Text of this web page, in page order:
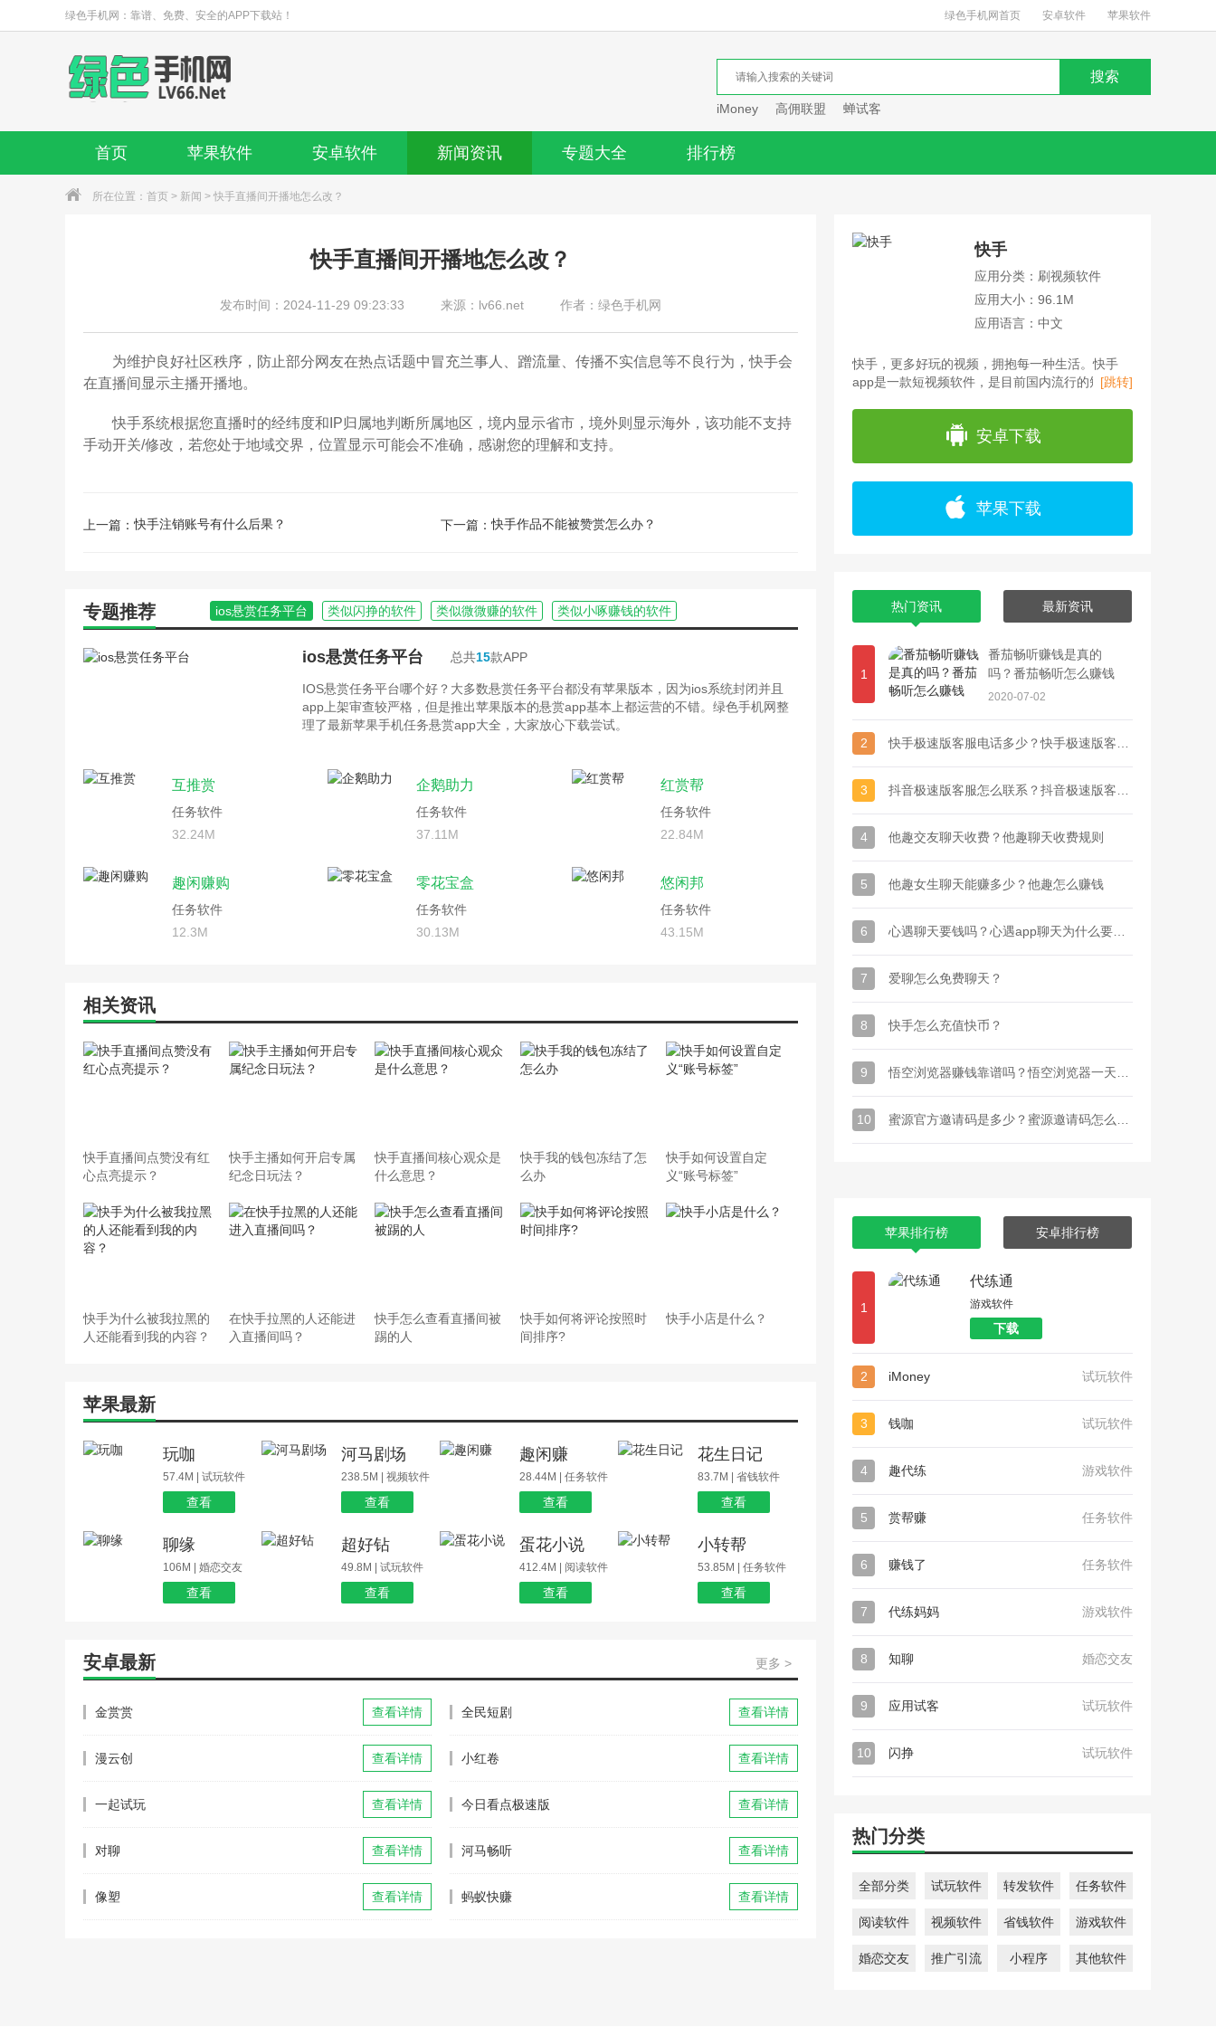
绿色手机网：靠谱、免费、安全的APP下载站！ 绿色手机网首页 安卓软件 苹果软件
iMoney 高佣联盟 蝉试客
首页 苹果软件 安卓软件 新闻资讯 专题大全 排行榜
所在位置： 首页 > 新闻 > 快手直播间开播地怎么改？
快手直播间开播地怎么改？
发布时间：2024-11-29 09:23:33 来源：lv66.net 作者：绿色手机网
为维护良好社区秩序，防止部分网友在热点话题中冒充兰事人、蹭流量、传播不实信息等不良行为，快手会
在直播间显示主播开播地。
快手系统根据您直播时的经纬度和IP归属地判断所属地区，境内显示省市，境外则显示海外，该功能不支持
手动开关/修改，若您处于地域交界，位置显示可能会不准确，感谢您的理解和支持。
上一篇： 快手注销账号有什么后果？ 下一篇： 快手作品不能被赞赏怎么办？
专题推荐 ios悬赏任务平台 类似闪挣的软件 类似微微赚的软件 类似小啄赚钱的软件
ios悬赏任务平台 总共15款APP
IOS悬赏任务平台哪个好？大多数悬赏任务平台都没有苹果版本，因为ios系统封闭并且
app上架审查较严格，但是推出苹果版本的悬赏app基本上都运营的不错。绿色手机网整
理了最新苹果手机任务悬赏app大全，大家放心下载尝试。
互推赏
任务软件
32.24M
企鹅助力
任务软件
37.11M
红赏帮
任务软件
22.84M
趣闲赚购
任务软件
12.3M
零花宝盒
任务软件
30.13M
悠闲邦
任务软件
43.15M
相关资讯
快手直播间点赞没有红
心点亮提示？
快手主播如何开启专属
纪念日玩法？
快手直播间核心观众是
什么意思？
快手我的钱包冻结了怎
么办
快手如何设置自定
义“账号标签”
快手为什么被我拉黑的
人还能看到我的内容？
在快手拉黑的人还能进
入直播间吗？
快手怎么查看直播间被
踢的人
快手如何将评论按照时
间排序?
快手小店是什么？
苹果最新
玩咖
57.4M | 试玩软件
查看
河马剧场
238.5M | 视频软件
查看
趣闲赚
28.44M | 任务软件
查看
花生日记
83.7M | 省钱软件
查看
聊缘
106M | 婚恋交友
查看
超好钻
49.8M | 试玩软件
查看
蛋花小说
412.4M | 阅读软件
查看
小转帮
53.85M | 任务软件
查看
安卓最新 更多 >
金赏赏 查看详情 全民短剧 查看详情
漫云创 查看详情 小红卷 查看详情
一起试玩 查看详情 今日看点极速版 查看详情
对聊 查看详情 河马畅听 查看详情
像塑 查看详情 蚂蚁快赚 查看详情
快手
应用分类：刷视频软件
应用大小：96.1M
应用语言：中文
快手，更多好玩的视频，拥抱每一种生活。快手
app是一款短视频软件，是目前国内流行的短视频
[跳转]
安卓下载
苹果下载
热门资讯 最新资讯
1
番茄畅听赚钱是真的
吗？番茄畅听怎么赚钱
2020-07-02
2
3
4 他趣交友聊天收费？他趣聊天收费规则
5 他趣女生聊天能赚多少？他趣怎么赚钱
6
7 爱聊怎么免费聊天？
8 快手怎么充值快币？
9
10
苹果排行榜 安卓排行榜
1
代练通
游戏软件
下载
2 iMoney 试玩软件
3 钱咖 试玩软件
4 趣代练 游戏软件
5 赏帮赚 任务软件
6 赚钱了 任务软件
7 代练妈妈 游戏软件
8 知聊 婚恋交友
9 应用试客 试玩软件
10 闪挣 试玩软件
热门分类
全部分类 试玩软件 转发软件 任务软件
阅读软件 视频软件 省钱软件 游戏软件
婚恋交友 推广引流 小程序 其他软件